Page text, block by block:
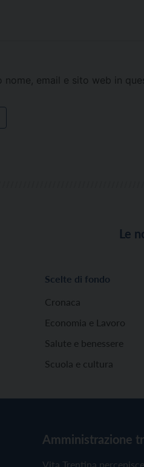
nome, email e sito web in
Le
Scelte di fondo
Cronaca
Economia e Lavoro
Salute e benessere
Scuola e cultura
Amministrazione
Vita Trentina